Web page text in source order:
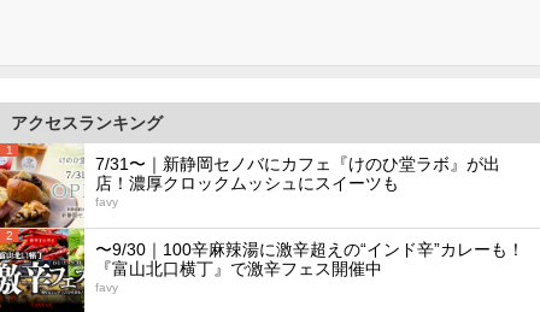
アクセスランキング
1
7/31〜｜新静岡セノバにカフェ『けのひ堂ラボ』が出
店！濃厚クロックムッシュにスイーツも
favy
2
〜9/30｜100辛麻辣湯に激辛超えの“インド辛”カレーも！
『富山北口横丁』で激辛フェス開催中
favy